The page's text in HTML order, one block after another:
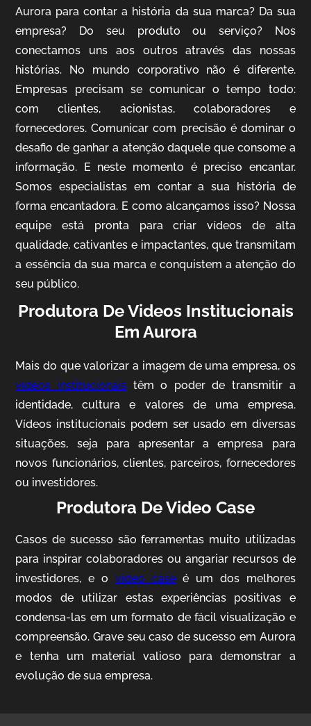
IQVIA
Cobertura de Eventos
Mosaic
Aurora para contar a história da sua marca? Da sua
empresa? Do seu produto ou serviço? Nos
conectamos uns aos outros através das nossas
histórias. No mundo corporativo não é diferente.
Empresas precisam se comunicar o tempo todo:
com clientes, acionistas, colaboradores e
fornecedores. Comunicar com precisão é dominar o
desafio de ganhar a atenção daquele que consome a
informação. E neste momento é preciso encantar.
Somos especialistas em contar a sua história de
forma encantadora. E como alcançamos isso? Nossa
equipe está pronta para criar vídeos de alta
qualidade, cativantes e impactantes, que transmitam
a essência da sua marca e conquistem a atenção do
seu público.
Produtora De Videos Institucionais
Em Aurora
Mais do que valorizar a imagem de uma empresa, os
vídeos institucionais têm o poder de transmitir a
identidade, cultura e valores de uma empresa.
Vídeos institucionais podem ser usado em diversas
situações, seja para apresentar a empresa para
novos funcionários, clientes, parceiros, fornecedores
ou investidores.
Produtora De Video Case
Casos de sucesso são ferramentas muito utilizadas
para inspirar colaboradores ou angariar recursos de
investidores, e ovideo case é um dos melhores
modos de utilizar estas experiências positivas e
condensa-las em um formato de fácil visualização e
compreensão. Grave seu caso de sucesso em Aurora
e tenha um material valioso para demonstrar a
evolução de sua empresa.